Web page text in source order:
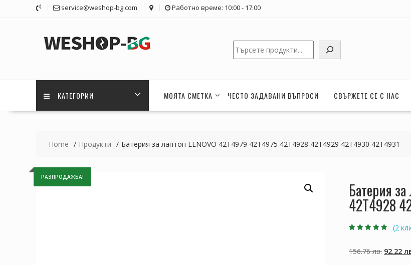
service@weshop-bg.com Работно време: 10:00 - 17:00
Търсене
КАТЕГОРИИ МОЯТА СМЕТКА ЧЕСТО ЗАДАВАНИ ВЪПРОСИ СВЪРЖЕТЕ СЕ С НАС
Home Продукти Батерия за лаптоп LENOVO 42T4979 42T4975 42T4928 42T4929 42T4930 42T4931
РАЗПРОДАЖБА!
Батерия
42T4928
потребителски
оценки
(2
156.76лв. Original
92.22